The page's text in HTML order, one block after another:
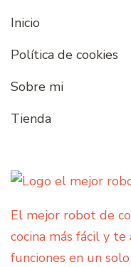
Inicio
Política de cookies
Sobre mi
Tienda
El mejor robot de
cocina más fácil y
funciones en un